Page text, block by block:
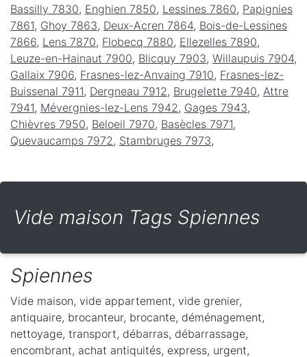
Bassilly 7830, Enghien 7850, Lessines 7860, Papignies
7861, Ghoy 7863, Deux-Acren 7864, Bois-de-Lessines
7866, Lens 7870, Flobecq 7880, Ellezelles 7890,
Leuze-en-Hainaut 7900, Blicquy 7903, Willaupuis 7904,
Gallaix 7906, Frasnes-lez-Anvaing 7910, Frasnes-lez-
Buissenal 7911, Dergneau 7912 , Brugelette 7940, Attre
7941, Mévergnies-lez-Lens 7942 , Gages 7943,
Chièvres 7950, Beloeil 7970, Basècles 7971,
Quevaucamps 7972 , Stambruges 7973,
Vide maison Tags Spiennes
Spiennes
Vide maison, vide appartement, vide grenier,
antiquaire, brocanteur, brocante, déménagement,
nettoyage, transport, débarras, débarrassage,
encombrant, achat antiquités, express, urgent,